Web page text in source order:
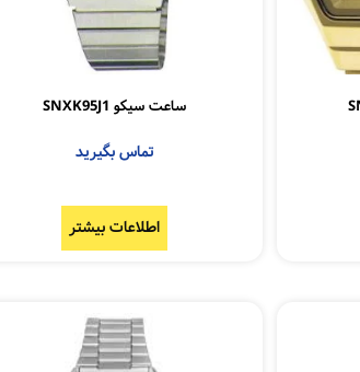
ساعت سیکو SNXK95J1
تماس بگیرید
اطلاعات بیشتر